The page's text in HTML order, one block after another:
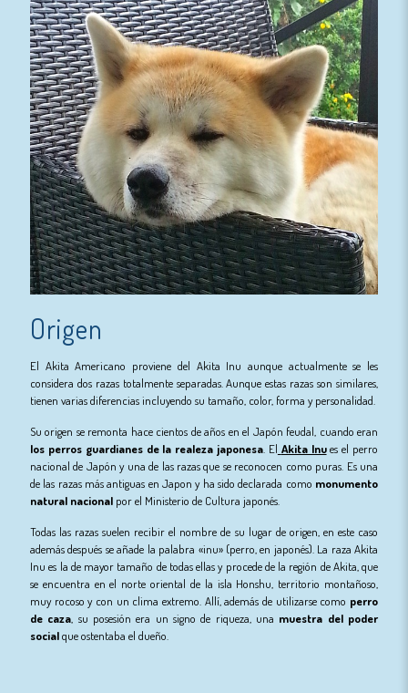
Origen
El Akita Americano proviene del Akita Inu aunque actualmente se les
considera dos razas totalmente separadas. Aunque estas razas son similares,
tienen varias diferencias incluyendo su tamaño, color, forma y personalidad.
Su origen se remonta hace cientos de años en el Japón feudal, cuando eran
los perros guardianes de la realeza japonesa . El Akita Inues el perro
nacional de Japón y una de las razas que se reconocen como puras. Es una
de las razas más antiguas en Japon y ha sido declarada como monumento
natural nacional por el Ministerio de Cultura japonés.
Todas las razas suelen recibir el nombre de su lugar de origen, en este caso
además después se añade la palabra «inu» (perro, en japonés). La raza Akita
Inu es la de mayor tamaño de todas ellas y procede de la región de Akita, que
se encuentra en el norte oriental de la isla Honshu, territorio montañoso,
muy rocoso y con un clima extremo. Allí, además de utilizarse como perro
de caza , su posesión era un signo de riqueza, una muestra del poder
socialque ostentaba el dueño.